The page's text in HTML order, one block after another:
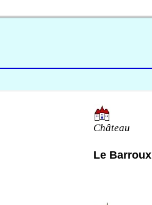
Château
Le Barroux